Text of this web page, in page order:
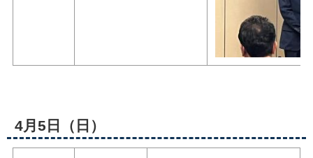
4月5日（日）